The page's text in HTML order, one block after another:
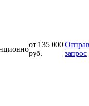
от 135 000
руб.
запрос